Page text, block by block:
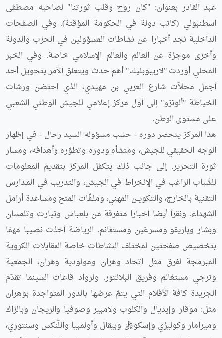
عبد القادر بعنوان: "كان روح وقلب ثورتنا" لصاحبه مصطفى
اسطنبولي (كاتب دولة في الحكومة المؤقتة). وفي الصفحات
الداخلية نجد أخبارا عن نشاطات المسؤولين في الحزب والدولة
وأخرى موجزة عن العالم والعالم الإسلامي خاصة. وفي الخبر
المحلي أوردت "لاريبوبليك" أهم حدث ويتعلق الأمر بتحويل أحد
أجمل محلاّت شارع العربي بن مهيدي، الذي احتضن ورشات
الخياطة "ألونزو" إلى أول مركز إعلامي للجيش الوطني الشعبي
على مستوى الوطن.
هذا المركز ينحصر دوره - حسب مسؤوله السيد رحال - في إظهار
الوجه الحقيقي للجيش، ومنشأه ودوره وتطوّره وأهدافه، ومسار
ثورة التحرير. إلى جانب ذلك يتكفل المركز بتقديم المعلومات
للشّباب الراغب في الإنخراط في الجيش، والتدريب في المـدارس
التقنية بالخارج، والتكويــن المهني، وملـفّات المنح ومساعدة أرامل
الشهداء. ونقرأ أيضا أخبارا متفرقة من بلعباس وتيارت وتلمسان
وبشار وباريقو ومسرغين ومستغانم. الرياضة أخذت نصيبا مهمّا
بتخصيص صفحتين لمختلف النشاطات خاصة المقابلات الكروية
المبرمجة لفرق مثل اتحاد وهران ومولودية وهران، الجمعية
وترجي مستغانم وفريق البلانتور. ولرواد قاعات السينما تقدّم
الجريدة كافة الأفلام التي يتمّ عرضها بالدور المتواجدة بوهران
مثل: موقار وإيديال والكلوب ولامبير وصوفيا والريجان وبالزاك
وميرامار وكوليزي وإسكوريال وبيقال وأولمبيا واللّنكس وسنتوري،